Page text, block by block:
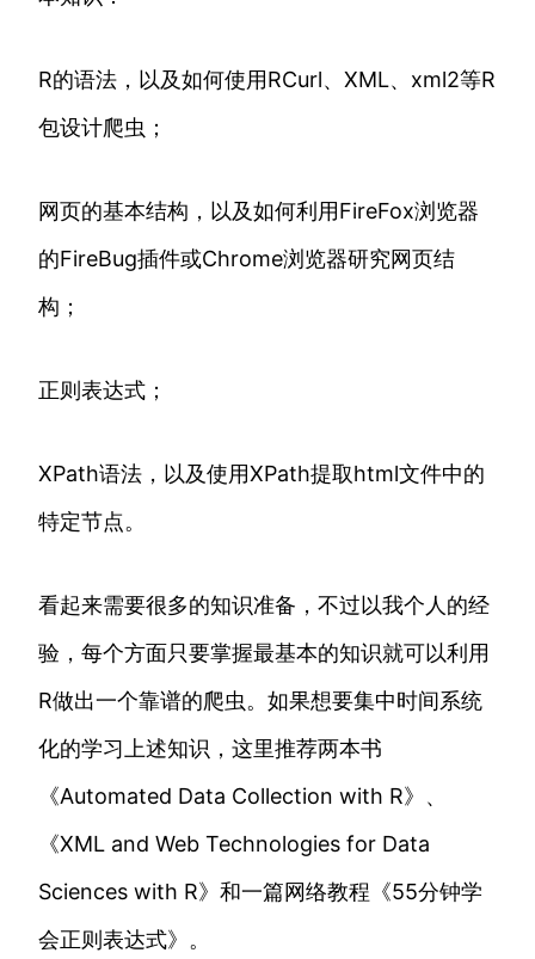
R的语法，以及如何使用RCurl、XML、xml2等R
包设计爬虫；
网页的基本结构，以及如何利用FireFox浏览器
的FireBug插件或Chrome浏览器研究网页结
构；
正则表达式；
XPath语法，以及使用XPath提取html文件中的
特定节点。
看起来需要很多的知识准备，不过以我个人的经
验，每个方面只要掌握最基本的知识就可以利用
R做出一个靠谱的爬虫。如果想要集中时间系统
化的学习上述知识，这里推荐两本书
《Automated Data Collection with R》、
《XML and Web Technologies for Data
Sciences with R》和一篇网络教程《55分钟学
会正则表达式》。